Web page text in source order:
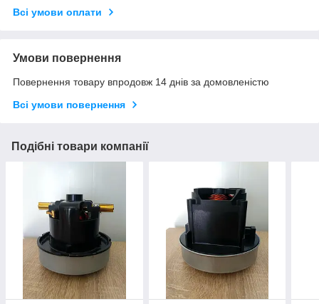
Всі умови оплати
Умови повернення
Повернення товару впродовж 14 днів за домовленістю
Всі умови повернення
Подібні товари компанії